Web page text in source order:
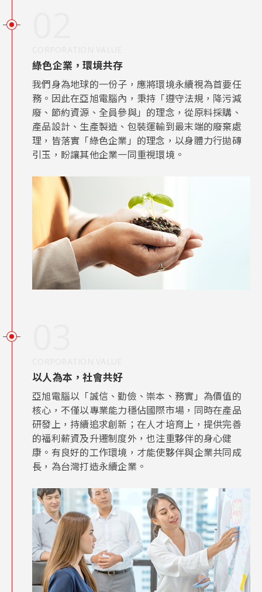
綠色企業，環境共存
我們身為地球的一份子，應將環境永續視為首要任
務。因此在亞旭電腦內，秉持「遵守法規，降污減
廢、節約資源、全員參與」的理念，從原料採購、
產品設計、生產製造、包裝運輸到最末端的廢棄處
理，皆落實「綠色企業」的理念，以身體力行拋磚
引玉，盼讓其他企業一同重視環境。
以人為本，社會共好
亞旭電腦以「誠信、勤儉、崇本、務實」為價值的
核心，不僅以專業能力穩佔國際市場，同時在產品
研發上，持續追求創新；在人才培育上，提供完善
的福利薪資及升遷制度外，也注重夥伴的身心健
康。有良好的工作環境，才能使夥伴與企業共同成
長，為台灣打造永續企業。